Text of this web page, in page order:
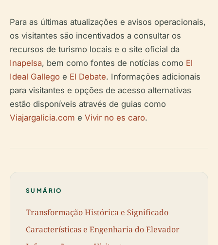
Para as últimas atualizações e avisos operacionais,
os visitantes são incentivados a consultar os
recursos de turismo locais e o site oficial da
Inapelsa, bem como fontes de notícias como El
Ideal Gallego e El Debate. Informações adicionais
para visitantes e opções de acesso alternativas
estão disponíveis através de guias como
Viajargalicia.com e Vivir no es caro.
SUMÁRIO
Transformação Histórica e Significado
Características e Engenharia do Elevador